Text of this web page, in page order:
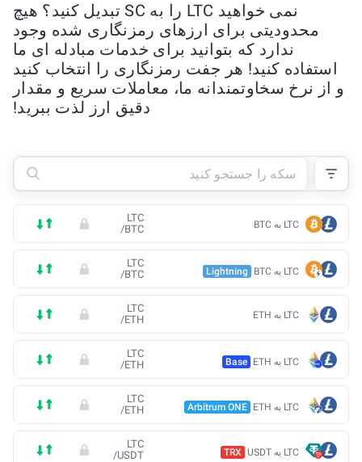
نمی خواهید LTC را به SC تبدیل کنید؟ هیچ
محدودیتی برای ارزهای رمزنگاری شده وجود
ندارد که بتوانید برای خدمات مبادله ای ما
استفاده کنید! هر جفت رمزنگاری را انتخاب کنید
و از نرخ سخاوتمندانه ما، معاملات سریع و مقدار
دقیق ارز لذت ببرید!
LTC به BTC
LTC
/BTC
LTC به BTC Lightning
LTC
/BTC
LTC به ETH
LTC
/ETH
LTC به ETH Base
LTC
/ETH
LTC به ETH Arbitrum ONE
LTC
/ETH
LTC به USDT TRX
LTC
/USDT